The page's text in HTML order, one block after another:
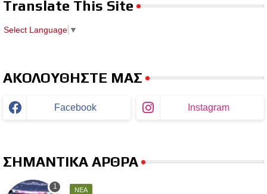
Translate This Site
Select Language ▼
ΑΚΟΛΟΥΘΗΣΤΕ ΜΑΣ
Facebook Instagram
ΣΗΜΑΝΤΙΚΑ ΑΡΘΡΑ
ΝΕΑ